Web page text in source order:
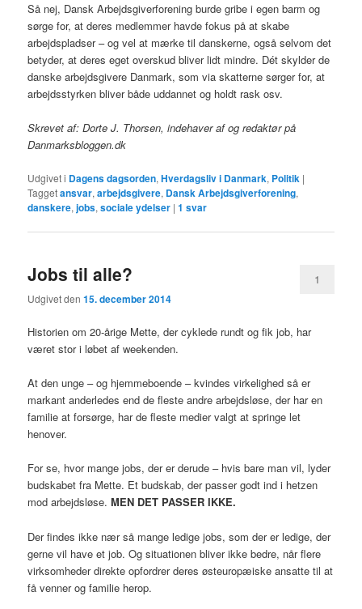
Så nej, Dansk Arbejdsgiverforening burde gribe i egen barm og
sørge for, at deres medlemmer havde fokus på at skabe
arbejdspladser – og vel at mærke til danskerne, også selvom det
betyder, at deres eget overskud bliver lidt mindre. Dét skylder de
danske arbejdsgivere Danmark, som via skatterne sørger for, at
arbejdsstyrken bliver både uddannet og holdt rask osv.
Skrevet af: Dorte J. Thorsen, indehaver af og redaktør på
Danmarksbloggen.dk
Udgivet i Dagens dagsorden,Hverdagsliv i Danmark, Politik |
Taggetansvar,arbejdsgivere, Dansk Arbejdsgiverforening,
danskere,jobs,sociale ydelser |1 svar
Jobs til alle?
Udgivet den15. december 2014
1
Historien om 20-årige Mette, der cyklede rundt og fik job, har
været stor i løbet af weekenden.
At den unge – og hjemmeboende – kvindes virkelighed så er
markant anderledes end de fleste andre arbejdsløse, der har en
familie at forsørge, har de fleste medier valgt at springe let
henover.
For se, hvor mange jobs, der er derude – hvis bare man vil, lyder
budskabet fra Mette. Et budskab, der passer godt ind i hetzen
mod arbejdsløse.MEN DET PASSER IKKE.
Der findes ikke nær så mange ledige jobs, som der er ledige, der
gerne vil have et job. Og situationen bliver ikke bedre, når flere
virksomheder direkte opfordrer deres østeuropæiske ansatte til at
få venner og familie herop.